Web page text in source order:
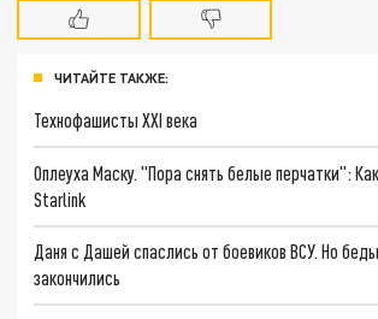
ЧИТАЙТЕ ТАКЖЕ:
Технофашисты XXI века
Оплеуха Маску. "Пора снять белые перчатки":
Starlink
Даня с Дашей спаслись от боевиков ВСУ. Но
закончились